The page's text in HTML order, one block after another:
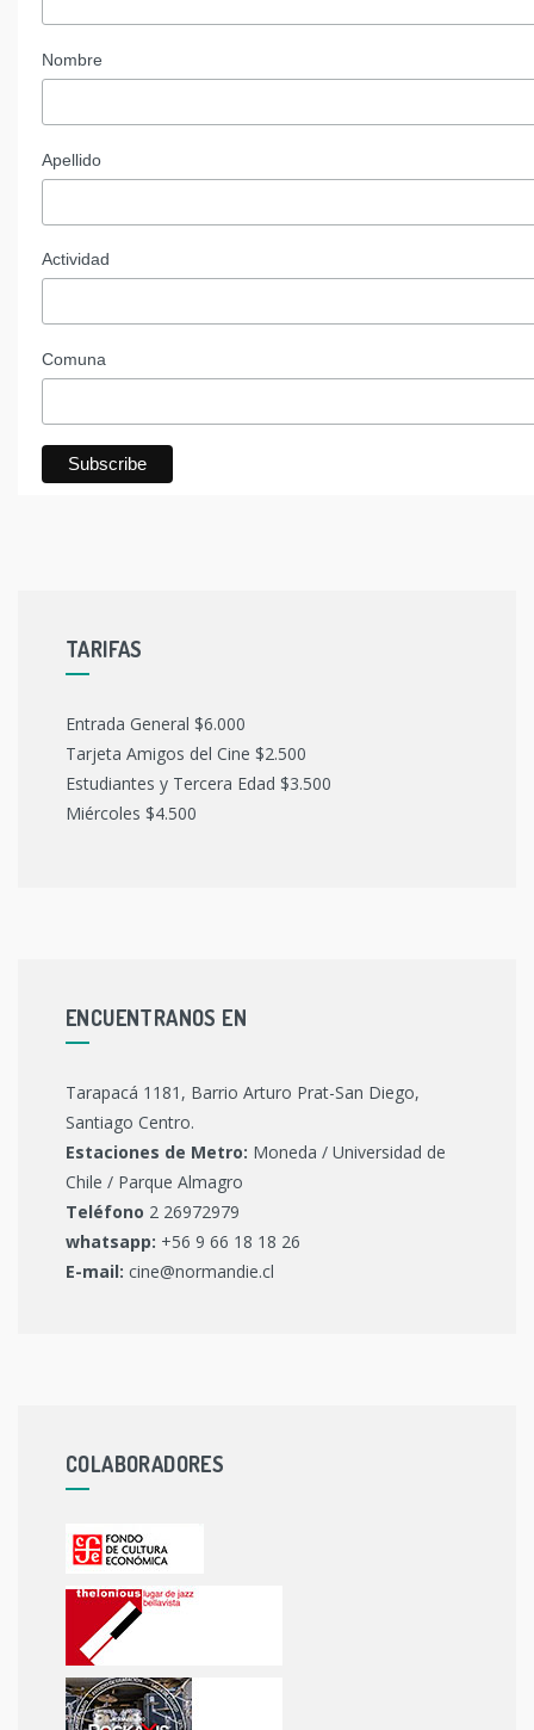
Nombre
Apellido
Actividad
Comuna
TARIFAS
Entrada General $6.000
Tarjeta Amigos del Cine $2.500
Estudiantes y Tercera Edad $3.500
Miércoles $4.500
ENCUENTRANOS EN
Tarapacá 1181, Barrio Arturo Prat-San Diego,
Santiago Centro.
Estaciones de Metro: Moneda / Universidad de
Chile / Parque Almagro
Teléfono 2 26972979
whatsapp: +56 9 66 18 18 26
E-mail: cine@normandie.cl
COLABORADORES